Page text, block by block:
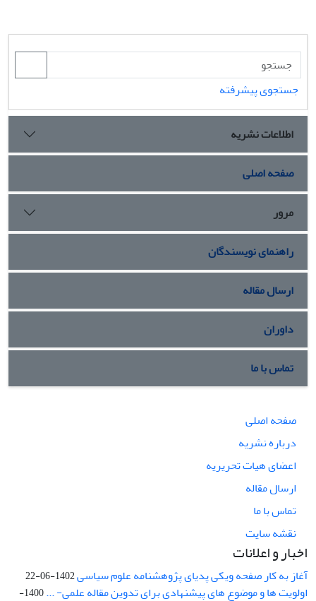
جستجوی پیشرفته
اطلاعات نشریه
صفحه اصلی
مرور
راهنمای نویسندگان
ارسال مقاله
داوران
تماس با ما
صفحه اصلی
درباره نشریه
اعضای هیات تحریریه
ارسال مقاله
تماس با ما
نقشه سایت
اخبار و اعلانات
آغاز به کار صفحه ویکی پدیای پژوهشنامه علوم سیاسی1402-06-22
اولویت ها و موضوع های پیشنهادی برای تدوین مقاله علمی- ...
1400-